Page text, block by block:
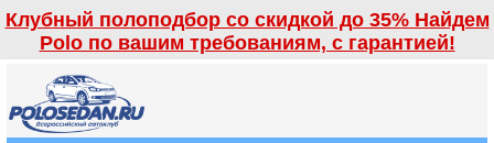
Клубный полоподбор со скидкой до 35% Найдем
Polo по вашим требованиям, с гарантией!